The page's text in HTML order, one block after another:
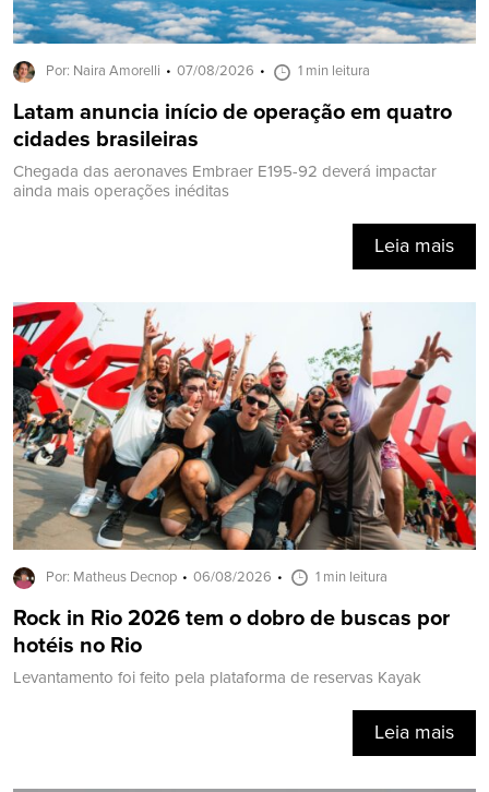
Por: Naira Amorelli 07/08/2026 1 min leitura
Latam anuncia início de operação em quatro
cidades brasileiras
Chegada das aeronaves Embraer E195-92 deverá impactar
ainda mais operações inéditas
Leia mais
Por: Matheus Decnop 06/08/2026 1 min leitura
Rock in Rio 2026 tem o dobro de buscas por
hotéis no Rio
Levantamento foi feito pela plataforma de reservas Kayak
Leia mais